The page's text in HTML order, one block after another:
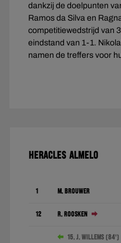
dankzij de doelpunten
Ramos da Silva en
competitiewedstrijd van
eindstand van 1-1.
namen de treffers voor
HERACLES ALMELO
1 M. Brouwer
12 R. Roosken
15. J. Willems (84')